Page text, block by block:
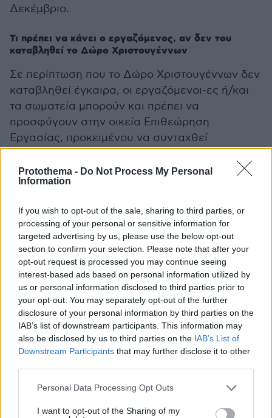
Protothema - Do Not Process My Personal
Information
If you wish to opt-out of the sale, sharing to third parties, or
processing of your personal or sensitive information for
targeted advertising by us, please use the below opt-out
section to confirm your selection. Please note that after your
opt-out request is processed you may continue seeing
interest-based ads based on personal information utilized by
us or personal information disclosed to third parties prior to
your opt-out. You may separately opt-out of the further
disclosure of your personal information by third parties on the
IAB’s list of downstream participants. This information may
also be disclosed by us to third parties on the IAB’s List of
Downstream Participants that may further disclose it to other
Please note that this website/app uses one or more Google
not limited to your visit or usage behaviour. You may click to
Personal Data Processing Opt Outs
I want to opt-out of the Sharing of my
Δεκέμβριο.
Τι πρέπει να κάνει ο εργαζόμενος, αν δεν του
καταβληθεί το Δώρο Χριστουγέννων
Σε περίπτωση που το Δώρο Χριστουγέννων δεν
καταβληθεί έγκαιρα, οι εργαζόμενοι-ες ή/και
τα σωματεία μπορούν και πρέπει να
προσφύγουν στην οικεία Επιθεώρηση
Εργασίας, προκειμένου να συνταχθεί
μηνυτήρια αναφορά.
Η μηνυτήρια αναφορά διαβιβάζεται στον
σε βάρος του εργοδότη, ενώ, παράλληλα,
διαβιβάζεται και στο οικείο αστυνομικό τμήμα
για την κίνηση της αυτόφωρης διαδικασίας. Οι
εργαζόμενοι-ες ή/και τα σωματεία τους έχουν
το δικαίωμα να υποβάλουν μήνυση απευθείας
στο αρμόδιο αστυνομικό τμήμα και να
ζητήσουν την εφαρμογή της αυτόφωρης
διαδικασίας.
Ειδήσεις σήμερα:
Sky News: Τρεις «ιδιωτικές συναντήσεις»
Μητσοτάκη με τη διοίκηση του Βρετανικού